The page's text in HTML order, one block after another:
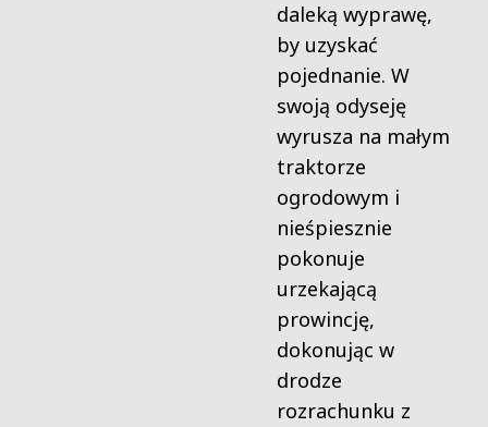
daleką wyprawę,
by uzyskać
pojednanie. W
swoją odyseję
wyrusza na małym
traktorze
ogrodowym i
nieśpiesznie
pokonuje
urzekającą
prowincję,
dokonując w
drodze
rozrachunku z